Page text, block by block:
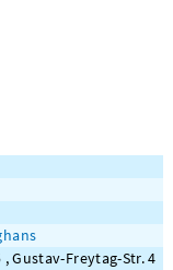
Gustav-Freytag-Str. 4